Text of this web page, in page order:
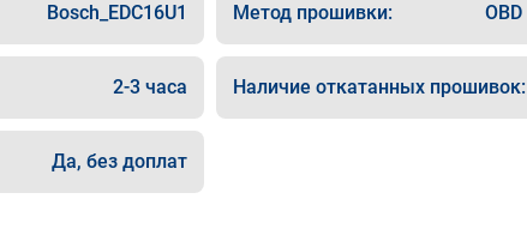
Bosch_EDC16U1 Метод прошивки:
2-3 часа Наличие откатанных прошивок:
Да, без доплат